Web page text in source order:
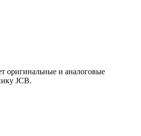
оригинальные и аналоговые
JCB.